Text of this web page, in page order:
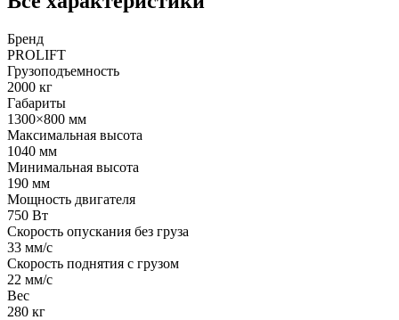
Бренд
PROLIFT
Грузоподъемность
2000 кг
Габариты
1300×800 мм
Максимальная высота
1040 мм
Минимальная высота
190 мм
Мощность двигателя
750 Вт
Скорость опускания без груза
33 мм/с
Скорость поднятия с грузом
22 мм/с
Вес
280 кг